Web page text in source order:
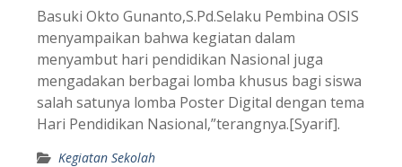
Basuki Okto Gunanto,S.Pd.Selaku Pembina OSIS
menyampaikan bahwa kegiatan dalam
menyambut hari pendidikan Nasional juga
mengadakan berbagai lomba khusus bagi siswa
salah satunya lomba Poster Digital dengan tema
Hari Pendidikan Nasional,”terangnya.[Syarif].
Kegiatan Sekolah